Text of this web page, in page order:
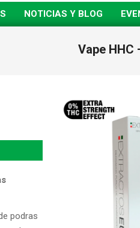
NOTICIAS Y BLOG
Vape HHC
podras